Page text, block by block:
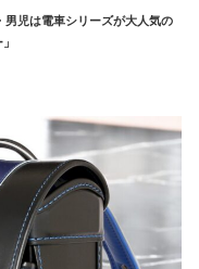
児は電車シリーズが大人気の